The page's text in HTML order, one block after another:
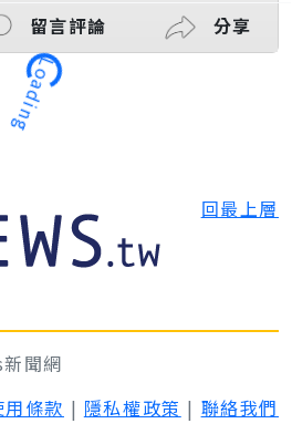
留言評論 分享
Loading
回最上層
聞網
用條款 | 隱私權政策 | 聯絡我們